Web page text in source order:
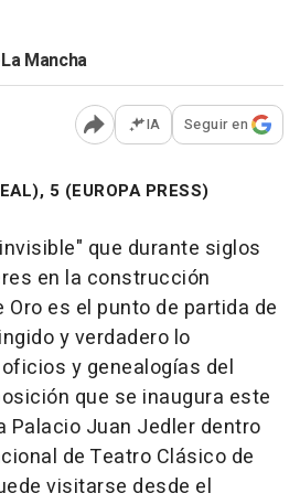
Mancha
Abrir opciones para
IA Seguir en
5 (EUROPA PRESS)
que durante siglos
en la construcción
es el punto de partida de
y verdadero lo
y genealogías del
que se inaugura este
Palacio Juan Jedler dentro
de Teatro Clásico de
visitarse desde el